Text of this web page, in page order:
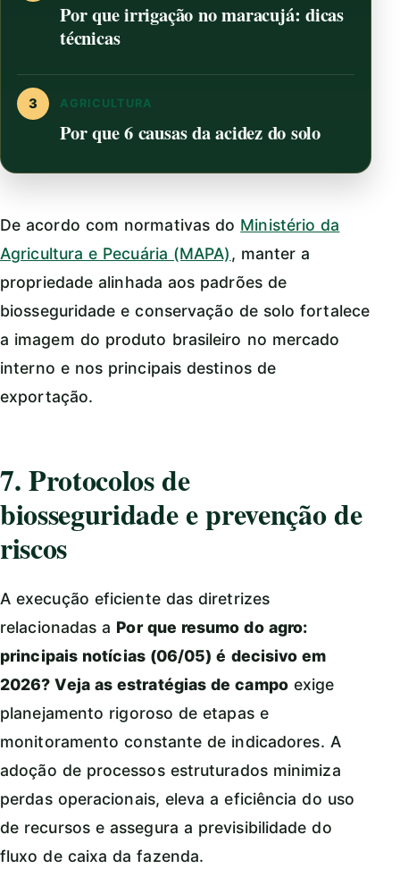
Por que irrigação no maracujá: dicas
técnicas
3 AGRICULTURA
Por que 6 causas da acidez do solo
De acordo com normativas do Ministério da
Agricultura e Pecuária (MAPA), manter a
propriedade alinhada aos padrões de
biosseguridade e conservação de solo fortalece
a imagem do produto brasileiro no mercado
interno e nos principais destinos de
exportação.
7. Protocolos de
biosseguridade e prevenção de
riscos
A execução eficiente das diretrizes
relacionadas a Por que resumo do agro:
principais notícias (06/05) é decisivo em
2026? Veja as estratégias de campoexige
planejamento rigoroso de etapas e
monitoramento constante de indicadores. A
adoção de processos estruturados minimiza
perdas operacionais, eleva a eficiência do uso
de recursos e assegura a previsibilidade do
fluxo de caixa da fazenda.